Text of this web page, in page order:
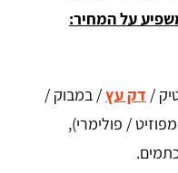
על המחיר:
/ דק עץ/ במבוק /
/ פולימרי),